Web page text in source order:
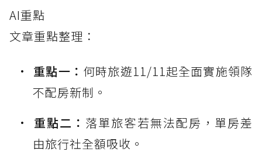
AI重點
文章重點整理：
重點一： 何時旅遊11/11起全面實施領隊
不配房新制。
重點二： 落單旅客若無法配房，單房差
由旅行社全額吸收。